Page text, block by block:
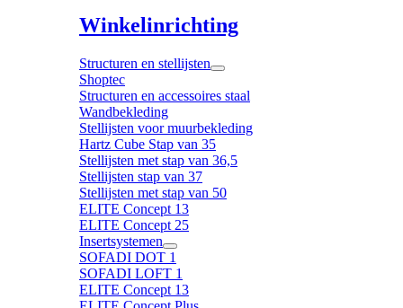
Winkelinrichting
Structuren en stellijsten
Shoptec
Structuren en accessoires staal
Wandbekleding
Stellijsten voor muurbekleding
Hartz Cube Stap van 35
Stellijsten met stap van 36,5
Stellijsten stap van 37
Stellijsten met stap van 50
ELITE Concept 13
ELITE Concept 25
Insertsystemen
SOFADI DOT 1
SOFADI LOFT 1
ELITE Concept 13